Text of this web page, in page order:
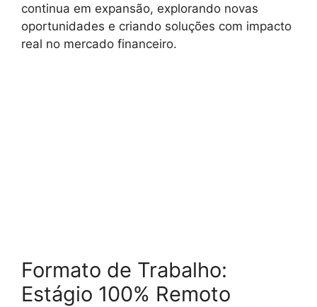
continua em expansão, explorando novas
oportunidades e criando soluções com impacto
real no mercado financeiro.
Formato de Trabalho:
Estágio 100% Remoto